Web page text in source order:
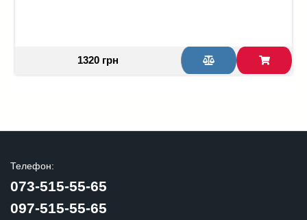
1320 грн
Телефон:
073-515-55-65
097-515-55-65